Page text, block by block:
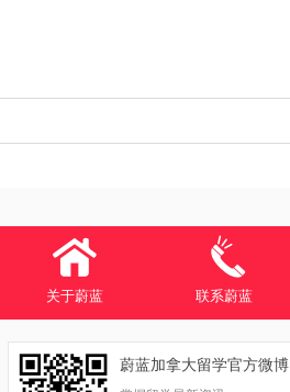
关于蔚蓝 联系蔚蓝
蔚蓝加拿大留学官方微博